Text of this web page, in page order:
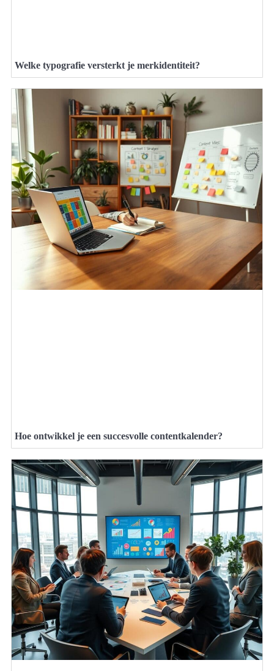
Welke typografie versterkt je merkidentiteit?
Hoe ontwikkel je een succesvolle contentkalender?